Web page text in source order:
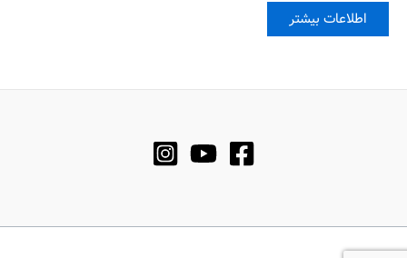
اطلاعات بیشتر